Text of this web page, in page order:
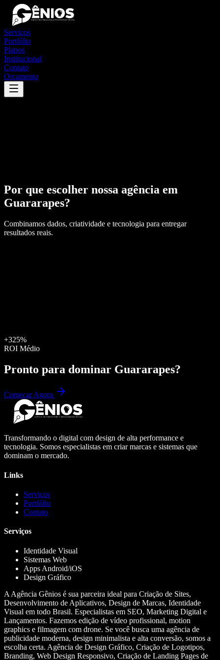
Serviços
Portfólio
Planos
Institucional
Contato
Orçamento
Por que escolher nossa agência em
Guararapes?
Combinamos dados, criatividade e tecnologia para entregar
resultados reais.
+325%
ROI Médio
Pronto para dominar Guararapes?
Começar Agora
Transformando o digital com design de alta performance e
tecnologia. Somos especialistas em criar marcas e sistemas que
dominam o mercado.
Links
Serviços
Portfólio
Contato
Serviços
Identidade Visual
Sistemas Web
Apps Android/iOS
Design Gráfico
A Agência Gênios é sua parceira ideal para Criação de Sites,
Desenvolvimento de Aplicativos, Design de Marcas, Identidade
Visual em todo Brasil. Especialistas em SEO, Marketing Digital e
Lançamentos. Fazemos edição de vídeo profissional, motion
graphics e filmagem com drone. Se você busca uma agência de
publicidade moderna, design minimalista e alta conversão, somos a
escolha certa. Agência de Design Gráfico, Criação de Logotipos,
Branding, Web Design Responsivo, Criação de Landing Pages de